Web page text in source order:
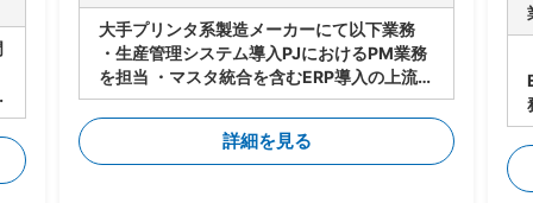
大手プリンタ系製造メーカーにて以下業務
・生産管理システム導入PJにおけるPM業務
を担当 ・マスタ統合を含むERP導入の上流工
程支援 ・顧客およびベンダーとの調整およ
びプロジェクト推進 ・PMとして要員計画お
よびチームビルディングを実施
詳細を見る